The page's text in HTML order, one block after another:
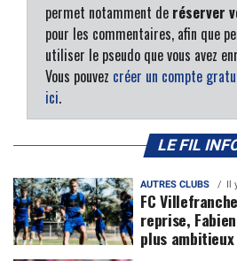
permet notamment de réserver
pour les commentaires, afin que
utiliser le pseudo que vous avez
Vous pouvez créer un compte
ici.
LE FIL
AUTRES CLUBS Il
FC
reprise,
plus